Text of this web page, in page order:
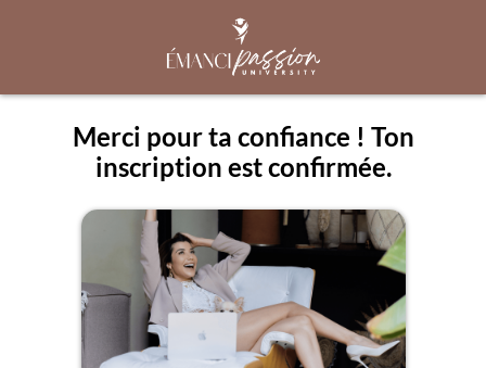
Merci pour ta confiance ! Ton
inscription est confirmée.